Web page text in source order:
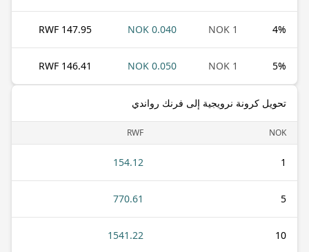
4%
1 NOK
0.040 NOK
147.95 RWF
5%
1 NOK
0.050 NOK
146.41 RWF
تحويل كرونة نرويجية إلى فرنك رواندي
NOK
RWF
1
154.12
5
770.61
10
1541.22